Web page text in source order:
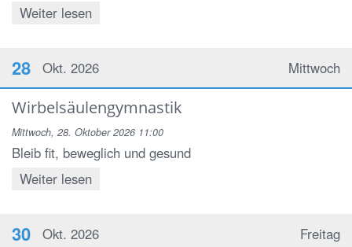
Weiter lesen
Mittwoch
28 Okt. 2026
Wirbelsäulengymnastik
Mittwoch, 28. Oktober 2026 11:00
Bleib fit, beweglich und gesund
Weiter lesen
Freitag
30 Okt. 2026